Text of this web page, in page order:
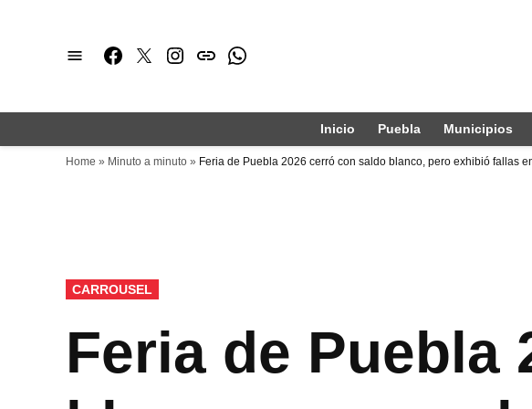
Facebook
TwitterInstagram
issuuWhatsapp
Inicio Puebla Municipios
Home » Minuto a minuto » Feria de Puebla 2026 cerró con saldo blanco, pero exhibió fallas
PUBLICADO
EN
CARROUSEL
Feria de Puebla